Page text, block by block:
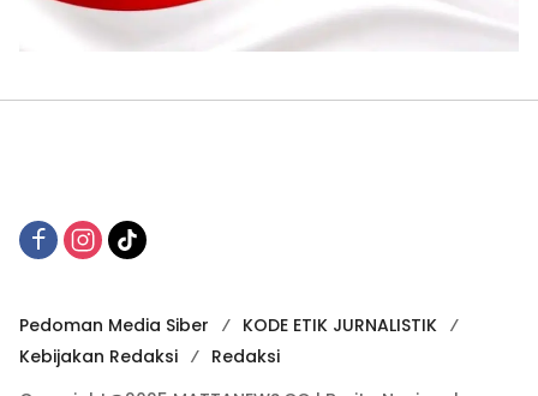
Pedoman Media Siber
KODE ETIK JURNALISTIK
Kebijakan Redaksi
Redaksi